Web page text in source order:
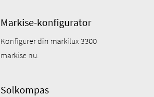
Markise-konfigurator
Konfigurer din markilux 3300
markise nu.
Solkompas